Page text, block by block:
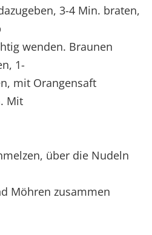
3-4 Min. braten,
wenden. Braunen
1-
mit Orangensaft
Mit
über die Nudeln
Möhren zusammen